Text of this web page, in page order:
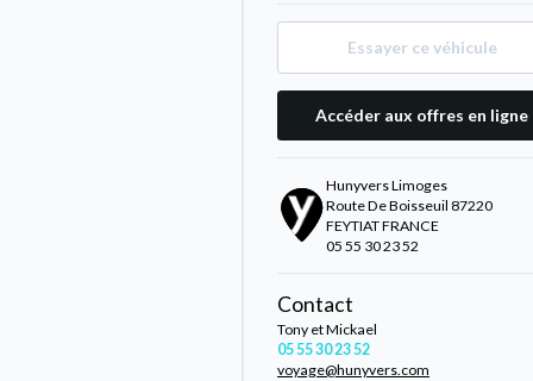
Essayer ce véhicule
Accéder aux offres en ligne
Hunyvers Limoges
Route De Boisseuil 87220
FEYTIAT FRANCE
05 55 30 23 52
Contact
Tony et Mickael
05 55 30 23 52
voyage@hunyvers.com